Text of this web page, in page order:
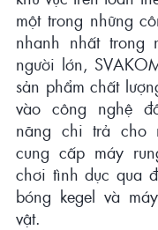
một trong những
nhanh nhất trong
người lớn,
sản phẩm chất
vào công nghệ
năng chi trả cho
cung cấp máy
chơi tình dục qua
bóng kegel và
vật.